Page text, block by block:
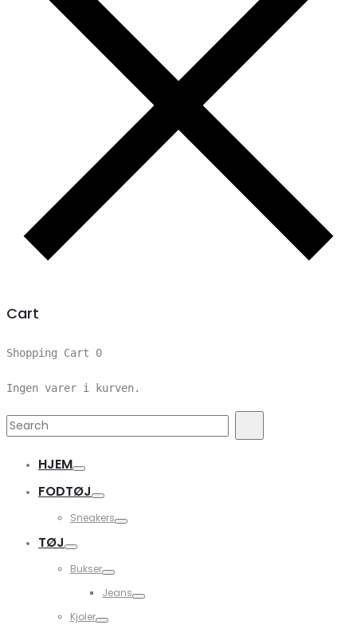
Cart
Shopping Cart 0
Ingen varer i kurven.
Search
HJEM
FODTØJ
Sneakers
TØJ
Bukser
Jeans
Kjoler